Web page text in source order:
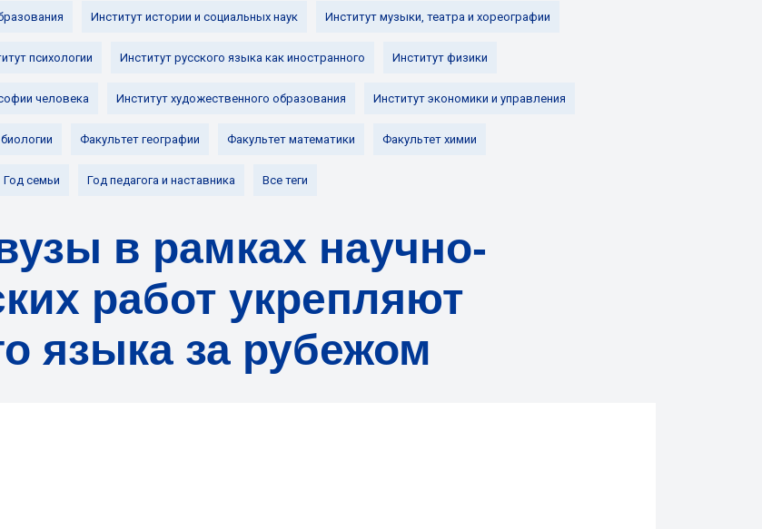
Институт истории и социальных наук Институт музыки, театра и хореографии
психологии Институт русского языка как иностранного Институт физики
человека Институт художественного образования Институт экономики и управления
Факультет географии Факультет математики Факультет химии
Год семьи Год педагога и наставника Все теги
в рамках научно-
работ укрепляют
языка за рубежом